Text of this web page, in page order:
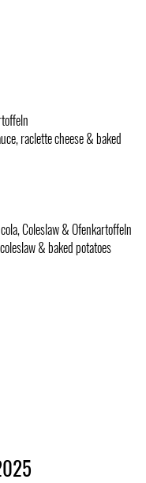
raclette cheese & baked
Coleslaw & Ofenkartoffeln
& baked potatoes